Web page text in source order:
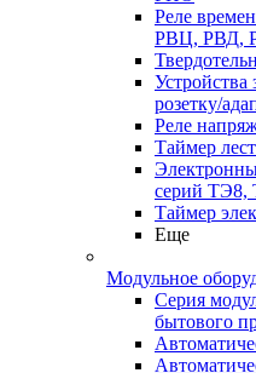
Реле
РВЦ, РВД,
розетку/
Реле
Таймер
серий
Таймер
Еще
Модульное
Серия
бытового